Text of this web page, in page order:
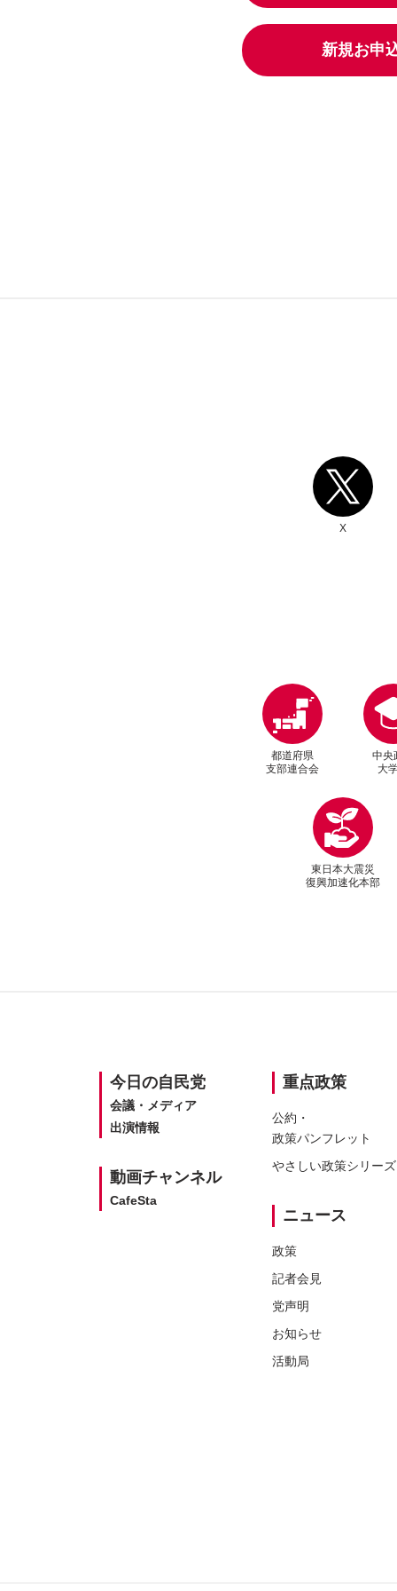
新規お申
別ウィンドウリンク
X
別ウィンドウリンク
都道府県
支部連合会
中央
大
東日本大震災
復興加速化本部
SITEMAP
今日の自民党
会議・メディア
出演情報
動画チャンネル
CafeSta
重点政策
公約・
政策パンフレット
やさしい政策シリーズ
ニュース
政策
記者会見
党声明
お知らせ
活動局